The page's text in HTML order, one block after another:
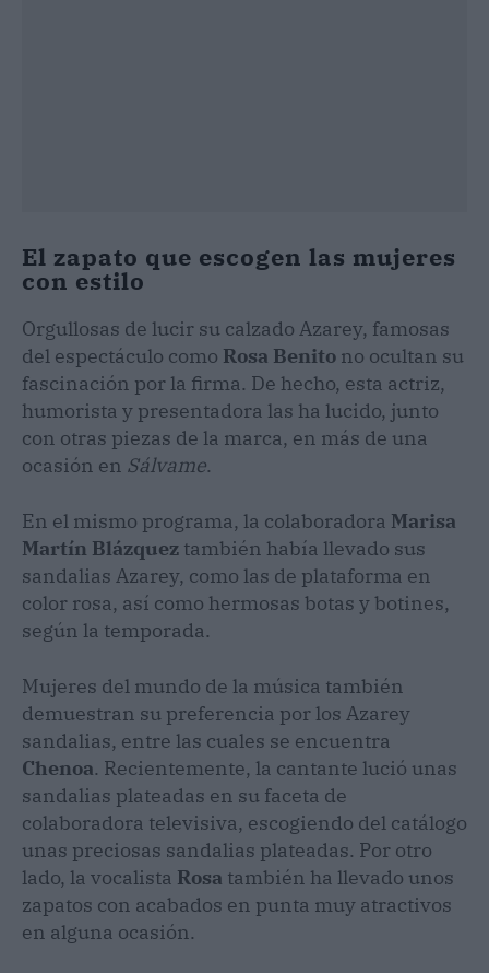
El zapato que escogen las mujeres
con estilo
Orgullosas de lucir su calzado Azarey, famosas
del espectáculo como Rosa Benito no ocultan su
fascinación por la firma. De hecho, esta actriz,
humorista y presentadora las ha lucido, junto
con otras piezas de la marca, en más de una
ocasión en Sálvame.
En el mismo programa, la colaboradora Marisa
Martín Blázquez también había llevado sus
sandalias Azarey, como las de plataforma en
color rosa, así como hermosas botas y botines,
según la temporada.
Mujeres del mundo de la música también
demuestran su preferencia por los Azarey
sandalias, entre las cuales se encuentra
Chenoa. Recientemente, la cantante lució unas
sandalias plateadas en su faceta de
colaboradora televisiva, escogiendo del catálogo
unas preciosas sandalias plateadas. Por otro
lado, la vocalista Rosa también ha llevado unos
zapatos con acabados en punta muy atractivos
en alguna ocasión.